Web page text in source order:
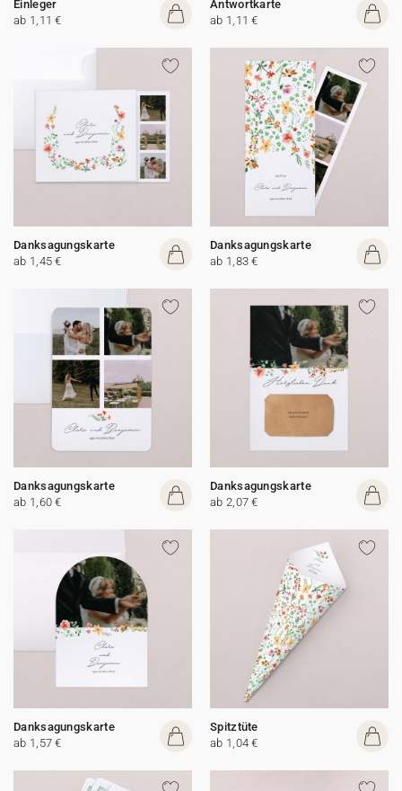
Einleger
ab 1,11 €
Antwortkarte
ab 1,11 €
Danksagungskarte
ab 1,45 €
Danksagungskarte
ab 1,83 €
Danksagungskarte
ab 1,60 €
Danksagungskarte
ab 2,07 €
Danksagungskarte
ab 1,57 €
Spitztüte
ab 1,04 €